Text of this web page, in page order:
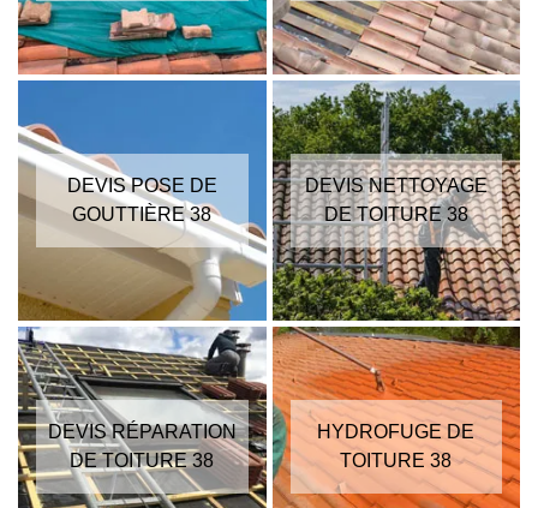
DEVIS POSE DE
GOUTTIÈRE 38
DEVIS NETTOYAGE
DE TOITURE 38
DEVIS RÉPARATION
DE TOITURE 38
HYDROFUGE DE
TOITURE 38